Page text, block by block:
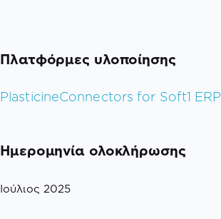
Πλατφόρμες υλοποίησης
PlasticineConnectors for Soft1 ERP
Ημερομηνία ολοκλήρωσης
Ιούλιος 2025